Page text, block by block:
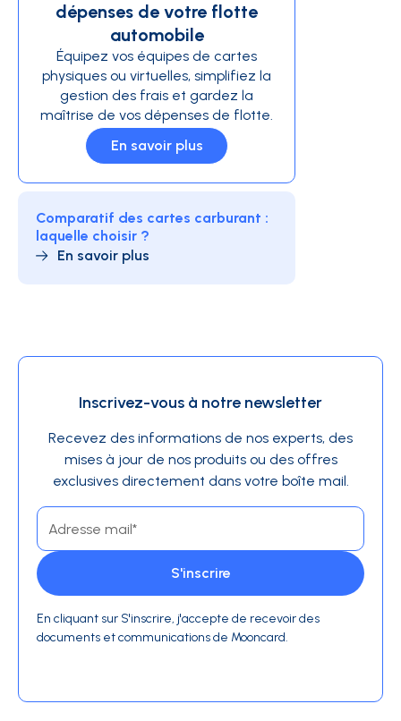
dépenses de votre flotte
automobile
Équipez vos équipes de cartes
physiques ou virtuelles, simplifiez la
gestion des frais et gardez la
maîtrise de vos dépenses de flotte.
En savoir plus
Comparatif des cartes carburant :
laquelle choisir ?
En savoir plus
Inscrivez-vous à notre newsletter
Recevez des informations de nos experts, des
mises à jour de nos produits ou des offres
exclusives directement dans votre boîte mail.
En cliquant sur S'inscrire, j'accepte de recevoir des
documents et communications de Mooncard.